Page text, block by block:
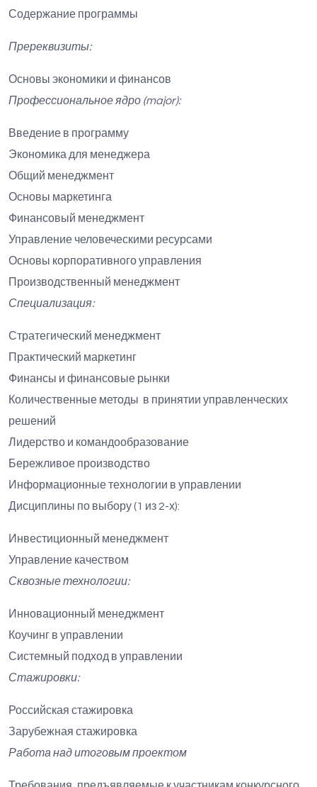
Содержание программы
Пререквизиты:
Основы экономики и финансов
Профессиональное ядро (major):
Введение в программу
Экономика для менеджера
Общий менеджмент
Основы маркетинга
Финансовый менеджмент
Управление человеческими ресурсами
Основы корпоративного управления
Производственный менеджмент
Специализация:
Стратегический менеджмент
Практический маркетинг
Финансы и финансовые рынки
Количественные методы в принятии управленческих
решений
Лидерство и командообразование
Бережливое производство
Информационные технологии в управлении
Дисциплины по выбору (1 из 2-х):
Инвестиционный менеджмент
Управление качеством
Сквозные технологии:
Инновационный менеджмент
Коучинг в управлении
Системный подход в управлении
Стажировки:
Российская стажировка
Зарубежная стажировка
Работа над итоговым проектом